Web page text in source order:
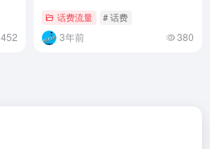
452
话费流量 # 话费
3年前 380